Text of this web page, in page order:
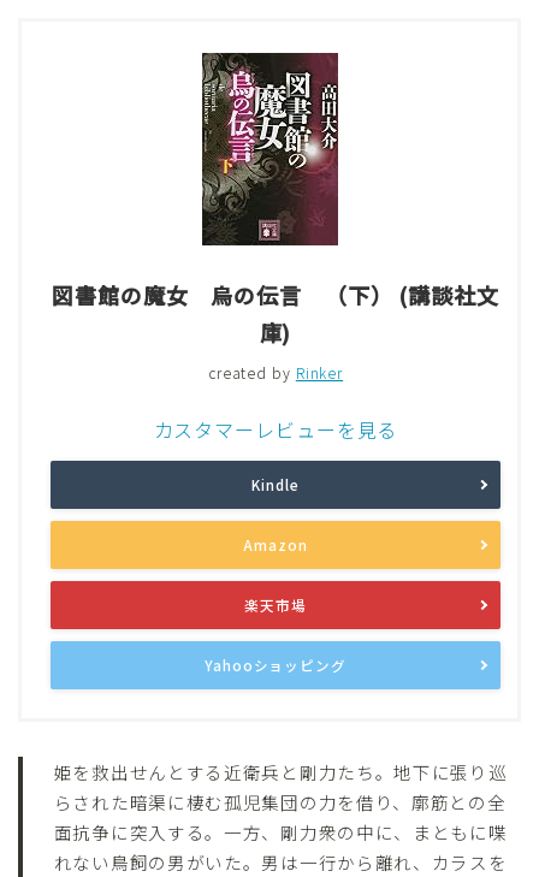
図書館の魔女 烏の伝言 （下） (講談社文
庫)
created by Rinker
カスタマーレビューを見る
Kindle
Amazon
楽天市場
Yahooショッピング
姫を救出せんとする近衛兵と剛力たち。地下に張り巡
らされた暗渠に棲む孤児集団の力を借り、廓筋との全
面抗争に突入する。一方、剛力衆の中に、まともに喋
れない鳥飼の男がいた。男は一行から離れ、カラスを